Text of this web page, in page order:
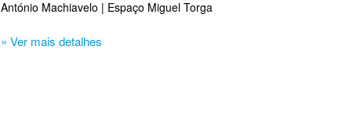
António Machiavelo | Espaço Miguel Torga
» Ver mais detalhes